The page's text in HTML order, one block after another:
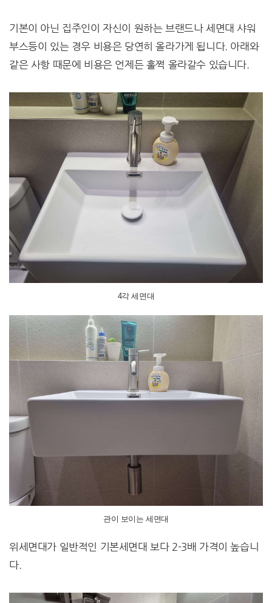
기본이 아닌 집주인이 자신이 원하는 브랜드나 세면대 샤워
부스등이 있는 경우 비용은 당연히 올라가게 됩니다. 아래와
같은 사항 때문에 비용은 언제든 훌쩍 올라갈수 있습니다.
4각 세면대
관이 보이는 세면대
위세면대가 일반적인 기본세면대 보다 2-3배 가격이 높습니
다.